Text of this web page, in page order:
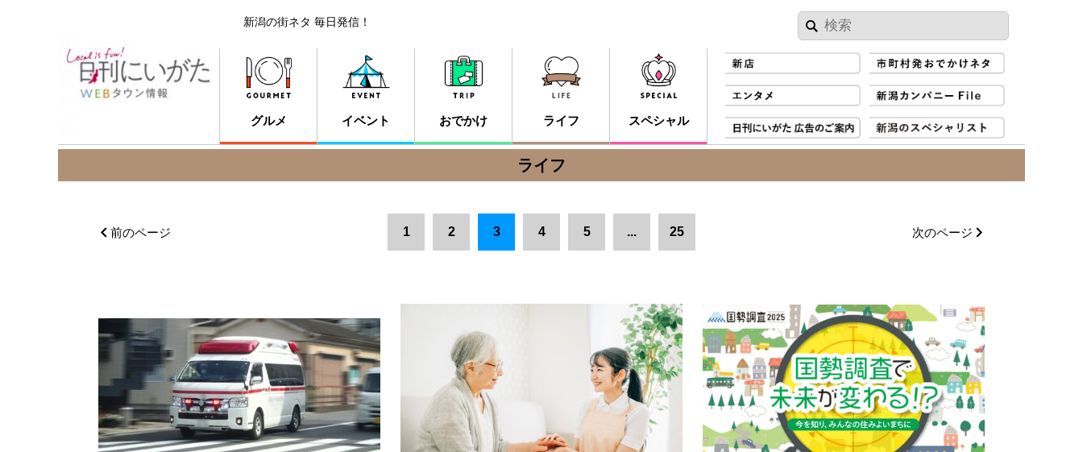
新潟の街ネタ 毎日発信！
グルメ イベント おでかけ ライフ スペシャル
ライフ
前のページ 1 2 3 4 5 ... 25 次のページ